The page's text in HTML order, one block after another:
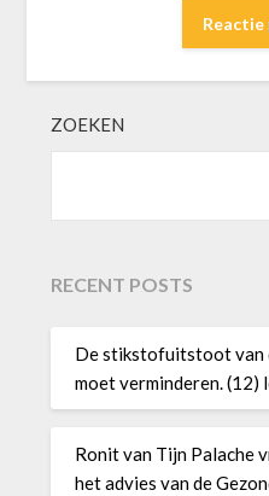
ZOEKEN
RECENT POSTS
De stikstofuitstoot van
moet verminderen. (12)
Ronit van Tijn Palache
het advies van de